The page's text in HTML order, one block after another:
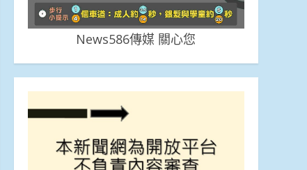
News586傳媒 關心您